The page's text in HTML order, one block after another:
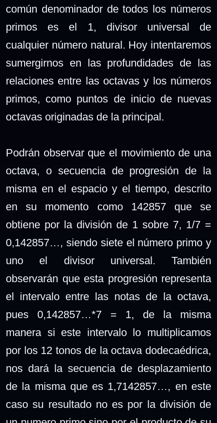
común denominador de todos los números
primos es el 1, divisor universal de
cualquier número natural. Hoy intentaremos
sumergirnos en las profundidades de las
relaciones entre las octavas y los números
primos, como puntos de inicio de nuevas
octavas originadas de la principal.
Podrán observar que el movimiento de una
octava, o secuencia de progresión de la
misma en el espacio y el tiempo, descrito
en su momento como 142857 que se
obtiene por la división de 1 sobre 7, 1/7 =
0,142857…, siendo siete el número primo y
uno el divisor universal. También
observarán que esta progresión representa
el intervalo entre las notas de la octava,
pues 0,142857…*7 = 1, de la misma
manera si este intervalo lo multiplicamos
por los 12 tonos de la octava dodecaédrica,
nos dará la secuencia de desplazamiento
de la misma que es 1,7142857…, en este
caso su resultado no es por la división de